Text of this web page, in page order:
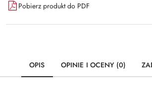
Pobierz produkt do PDF
OPIS OPINIE I OCENY (0)